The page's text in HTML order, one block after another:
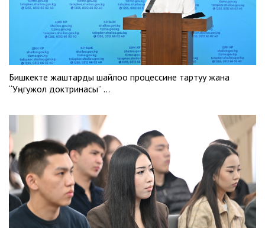
Бишкекте жаштарды шайлоо процессине тартуу жана
“Уңгужол доктринасы” …